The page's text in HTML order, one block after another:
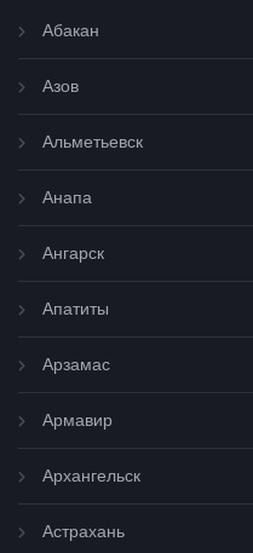
Абакан
Азов
Альметьевск
Анапа
Ангарск
Апатиты
Арзамас
Армавир
Архангельск
Астрахань